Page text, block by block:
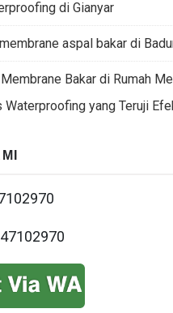
di Gianyar
aspal bakar di
Bakar di Rumah
Waterproofing yang Teruji